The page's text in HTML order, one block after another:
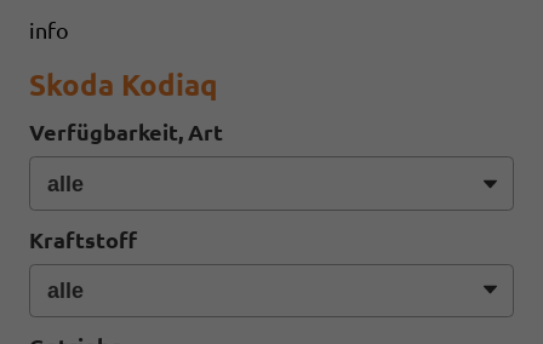
info
Skoda Kodiaq
Verfügbarkeit, Art
Kraftstoff